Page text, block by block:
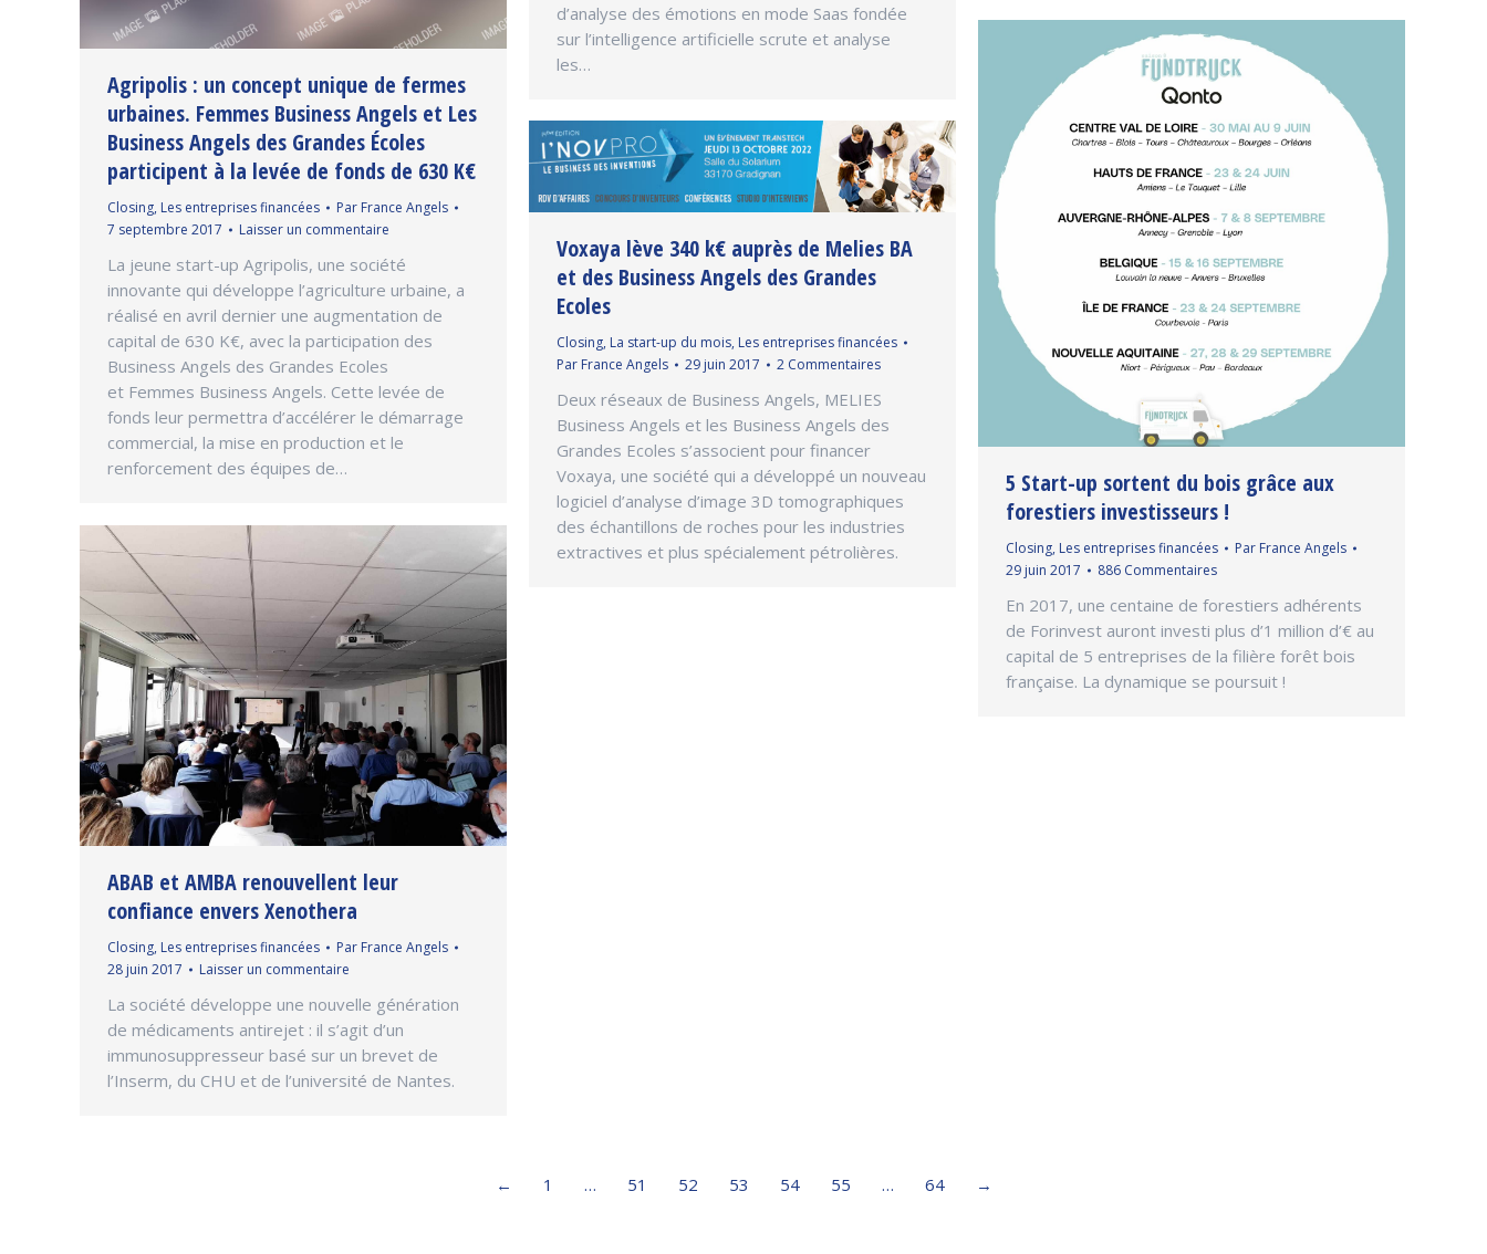
d’analyse des émotions en mode Saas fondée
sur l’intelligence artificielle scrute et analyse
les…
Agripolis : un concept unique de fermes
urbaines. Femmes Business Angels et Les
Business Angels des Grandes Écoles
participent à la levée de fonds de 630 K€
Closing, Les entreprises financées Par France Angels
7 septembre 2017
Laisser un commentaire
La jeune start-up Agripolis, une société
innovante qui développe l’agriculture urbaine, a
réalisé en avril dernier une augmentation de
capital de 630 K€, avec la participation des
Business Angels des Grandes Ecoles
et Femmes Business Angels. Cette levée de
fonds leur permettra d’accélérer le démarrage
commercial, la mise en production et le
renforcement des équipes de…
5 Start-up sortent du bois grâce aux
forestiers investisseurs !
Closing, Les entreprises financées Par France Angels
29 juin 2017
886 Commentaires
En 2017, une centaine de forestiers adhérents
de Forinvest auront investi plus d’1 million d’€ au
capital de 5 entreprises de la filière forêt bois
française. La dynamique se poursuit !
Voxaya lève 340 k€ auprès de Melies BA
et des Business Angels des Grandes
Ecoles
Closing, La start-up du mois, Les entreprises financées
Par France Angels 29 juin 2017 2 Commentaires
Deux réseaux de Business Angels, MELIES
Business Angels et les Business Angels des
Grandes Ecoles s’associent pour financer
Voxaya, une société qui a développé un nouveau
logiciel d’analyse d’image 3D tomographiques
des échantillons de roches pour les industries
extractives et plus spécialement pétrolières.
ABAB et AMBA renouvellent leur
confiance envers Xenothera
Closing, Les entreprises financées Par France Angels
28 juin 2017
Laisser un commentaire
La société développe une nouvelle génération
de médicaments antirejet : il s’agit d’un
immunosuppresseur basé sur un brevet de
l’Inserm, du CHU et de l’université de Nantes.
← 1 … 51 52 53 54 55 … 64 →